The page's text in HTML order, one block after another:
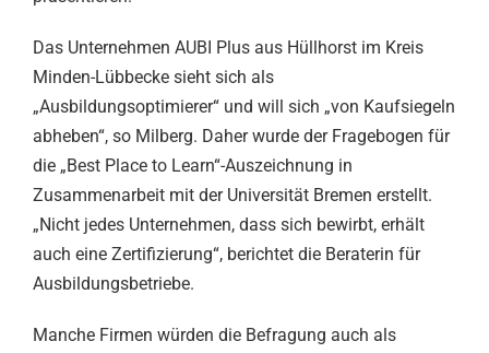
Das Unternehmen AUBI Plus aus Hüllhorst im Kreis
Minden-Lübbecke sieht sich als
„Ausbildungsoptimierer“ und will sich „von Kaufsiegeln
abheben“, so Milberg. Daher wurde der Fragebogen für
die „Best Place to Learn“-Auszeichnung in
Zusammenarbeit mit der Universität Bremen erstellt.
„Nicht jedes Unternehmen, dass sich bewirbt, erhält
auch eine Zertifizierung“, berichtet die Beraterin für
Ausbildungsbetriebe.
Manche Firmen würden die Befragung auch als